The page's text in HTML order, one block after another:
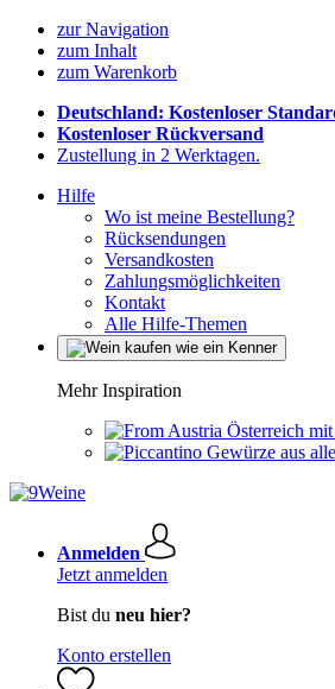
zur Navigation
zum Inhalt
zum Warenkorb
Deutschland: Kostenloser
Kostenloser Rückversand
Zustellung in 2 Werktagen.
Hilfe
Wo ist meine Bestellung?
Rücksendungen
Versandkosten
Zahlungsmöglichkeiten
Kontakt
Alle Hilfe-Themen
Mehr Inspiration
Österreich
Gewürze aus
Anmelden
Jetzt anmelden
Bist du neu hier?
Konto erstellen